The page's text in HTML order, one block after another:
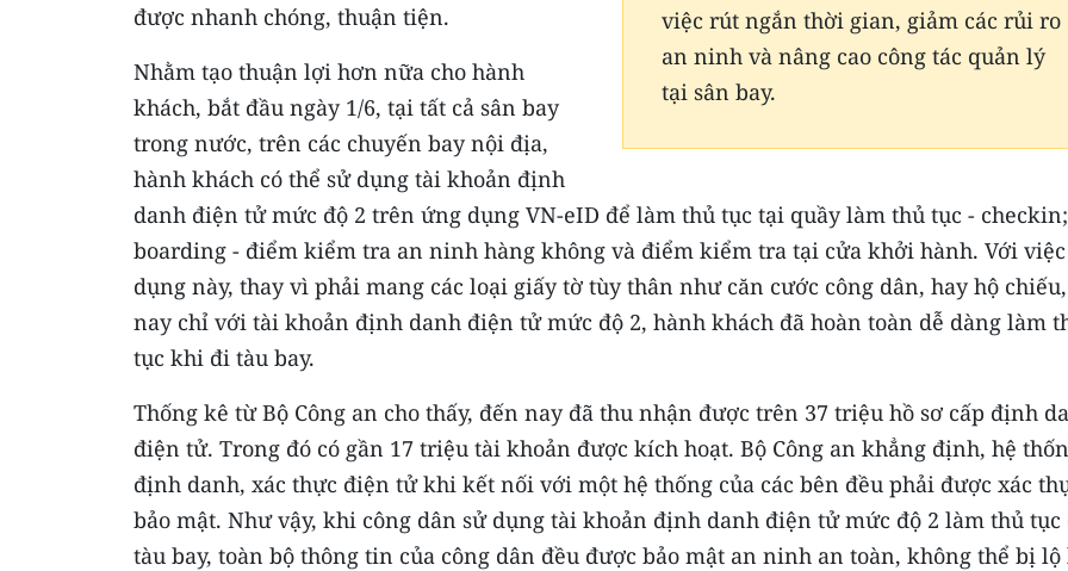
việc rút ngắn thời gian, giảm các rủi ro
an ninh và nâng cao công tác quản lý
tại sân bay.
được nhanh chóng, thuận tiện.
Nhằm tạo thuận lợi hơn nữa cho hành
khách, bắt đầu ngày 1/6, tại tất cả sân bay
trong nước, trên các chuyến bay nội địa,
hành khách có thể sử dụng tài khoản định
danh điện tử mức độ 2 trên ứng dụng VN-eID để làm thủ tục tại quầy làm thủ tục -
boarding - điểm kiểm tra an ninh hàng không và điểm kiểm tra tại cửa khởi hành. Với việc
dụng này, thay vì phải mang các loại giấy tờ tùy thân như căn cước công dân, hay hộ
nay chỉ với tài khoản định danh điện tử mức độ 2, hành khách đã hoàn toàn dễ dàng làm
tục khi đi tàu bay.
Thống kê từ Bộ Công an cho thấy, đến nay đã thu nhận được trên 37 triệu hồ sơ cấp định
điện tử. Trong đó có gần 17 triệu tài khoản được kích hoạt. Bộ Công an khẳng định, hệ
định danh, xác thực điện tử khi kết nối với một hệ thống của các bên đều phải được xác
bảo mật. Như vậy, khi công dân sử dụng tài khoản định danh điện tử mức độ 2 làm thủ tục
tàu bay, toàn bộ thông tin của công dân đều được bảo mật an ninh an toàn, không thể bị lộ